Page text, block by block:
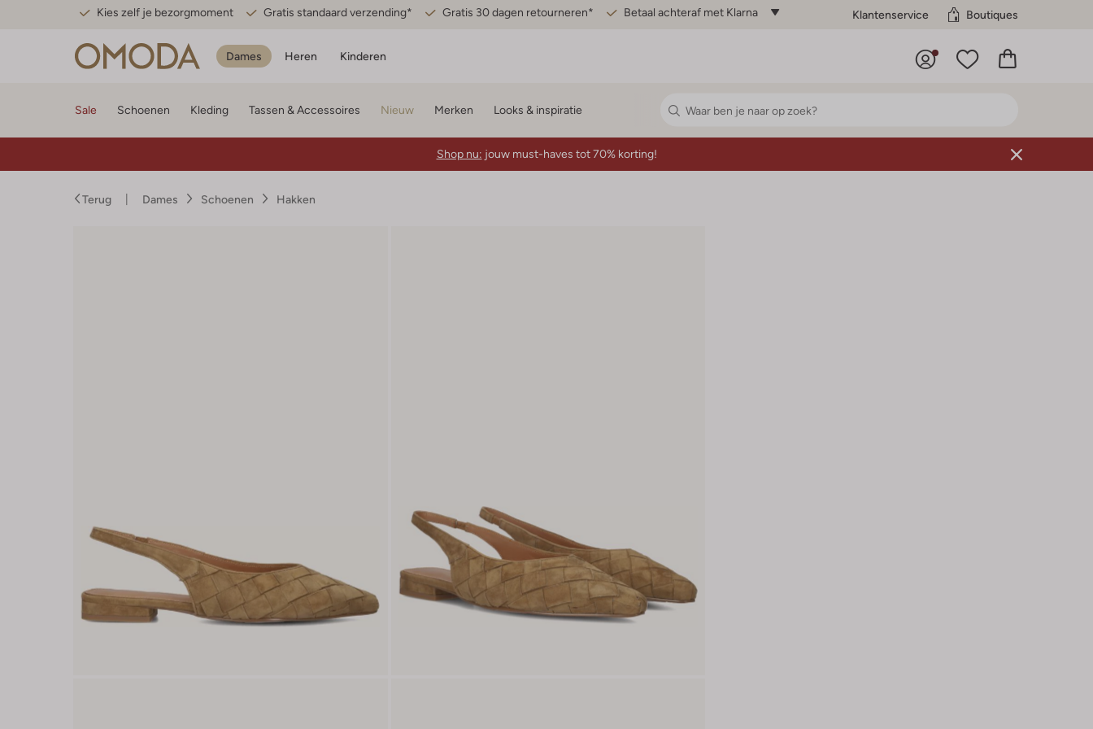
Kies zelf je bezorgmoment Gratis standaard verzending* Gratis 30 dagen retourneren* Betaal achteraf met Klarna Klantenservice Boutiques
Dames Heren Kinderen
Sale Schoenen Kleding Tassen & Accessoires Nieuw Merken Looks & inspiratie
Shop nu: jouw must-haves tot 70% korting!
Terug Dames Schoenen Hakken